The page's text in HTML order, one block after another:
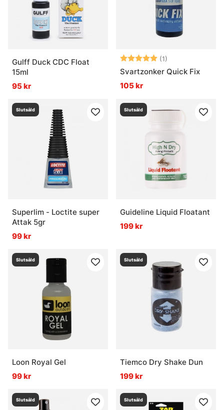
Gulff Duck CDC Float
15ml
95 kr
Betyg: (1)
Svartzonker Quick Fix
105 kr
Slutsåld
Superlim - Loctite super
Attak 5gr
99 kr
Slutsåld
Guideline Liquid Floatant
199 kr
Slutsåld
Loon Royal Gel
99 kr
Slutsåld
Tiemco Dry Shake Dun
199 kr
Slutsåld Slutsåld